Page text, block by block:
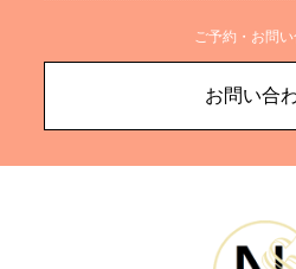
ご予約・お問
お問い合